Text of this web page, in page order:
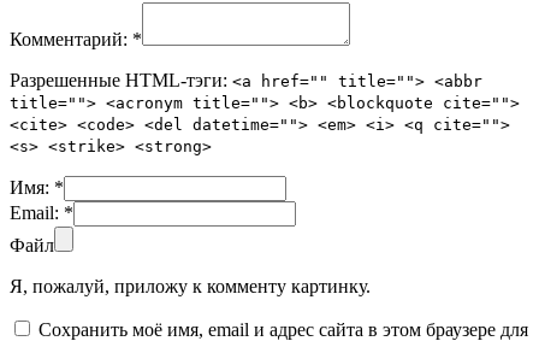
Комментарий: *
Разрешенные HTML-тэги: <a href="" title=""> <abbr
title=""> <acronym title=""> <b> <blockquote cite="">
<cite> <code> <del datetime=""> <em> <i> <q cite="">
<s> <strike> <strong>
Имя: *
Email: *
Файл
Я, пожалуй, приложу к комменту картинку.
Сохранить моё имя, email и адрес сайта в этом браузере для